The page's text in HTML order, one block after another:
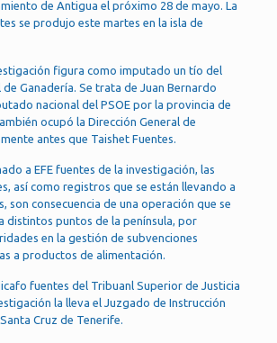
de Antigua el próximo 28 de mayo. La
se produjo este martes en la isla de
figura como imputado un tío del
Ganadería. Se trata de Juan Bernardo
nacional del PSOE por la provincia de
ocupó la Dirección General de
antes que Taishet Fuentes.
a EFE fuentes de la investigación, las
así como registros que se están llevando a
son consecuencia de una operación que se
distintos puntos de la península, por
en la gestión de subvenciones
a productos de alimentación.
fuentes del Tribuanl Superior de Justicia
la lleva el Juzgado de Instrucción
Cruz de Tenerife.